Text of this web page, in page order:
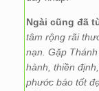
Ngài cũng đã
tâm rộng rãi
nạn. Gặp
hành, thiền
phước báo tốt